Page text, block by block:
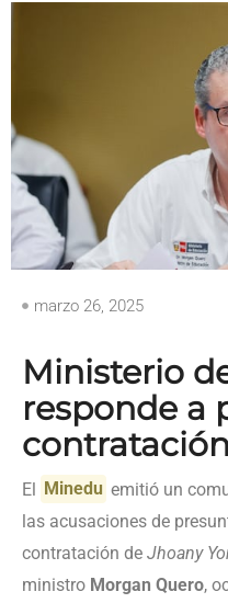
marzo 26, 2025
Ministerio
responde a
contratación
El Minedu emitió un
las acusaciones de
contratación de Jhoany
ministro Morgan Quero,